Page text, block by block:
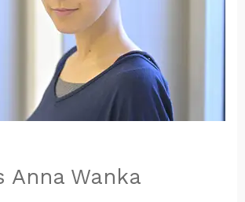
Anna Wanka